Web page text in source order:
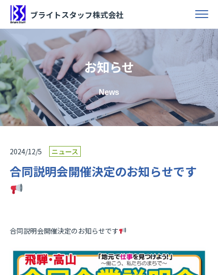
ブライトスタッフ株式会社
お知らせ
News
2024/12/5 ニュース
合同説明会開催決定のお知らせです
合同説明会開催決定のお知らせです